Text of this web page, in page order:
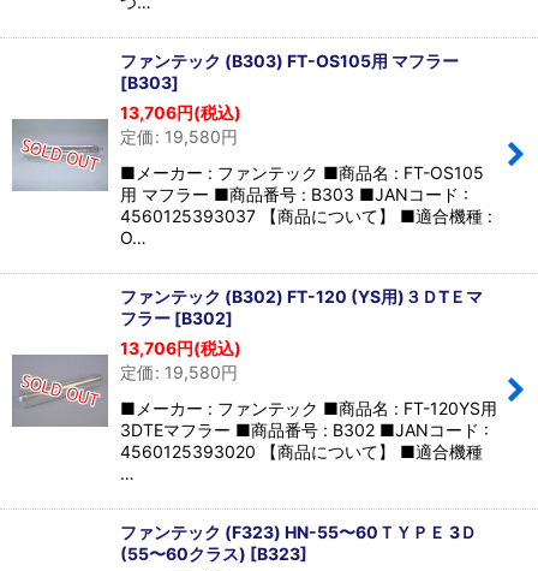
ファンテック (B303) FT-OS105用 マフラー
[B303]
13,706円(税込)
定価: 19,580円
■メーカー : ファンテック ■商品名 : FT-OS105
用 マフラー ■商品番号 : B303 ■JANコード :
4560125393037 【商品について】 ■適合機種 :
O…
ファンテック (B302) FT-120 (YS用)３ＤTＥマ
フラー [B302]
13,706円(税込)
定価: 19,580円
■メーカー : ファンテック ■商品名 : FT-120YS用
3DTEマフラー ■商品番号 : B302 ■JANコード :
4560125393020 【商品について】 ■適合機種
…
ファンテック (F323) HN-55〜60ＴＹＰＥ 3Ｄ
(55〜60クラス) [B323]